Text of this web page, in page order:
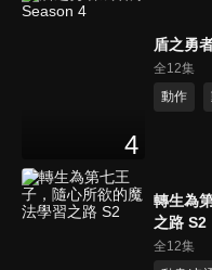
4
盾之勇
全12集
動作
轉生為
之路 S2
全12集